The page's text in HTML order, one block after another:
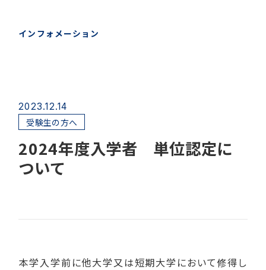
インフォメーション
2023.12.14
受験生の方へ
2024年度入学者 単位認定に
ついて
本学入学前に他大学又は短期大学において修得し